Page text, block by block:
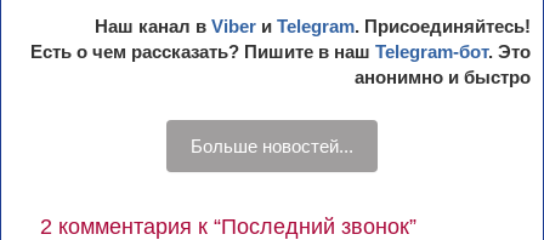
Наш канал в Viber и Telegram. Присоединяйтесь!
Есть о чем рассказать? Пишите в наш Telegram-бот. Это
анонимно и быстро
Больше новостей...
2 комментария к “Последний звонок”